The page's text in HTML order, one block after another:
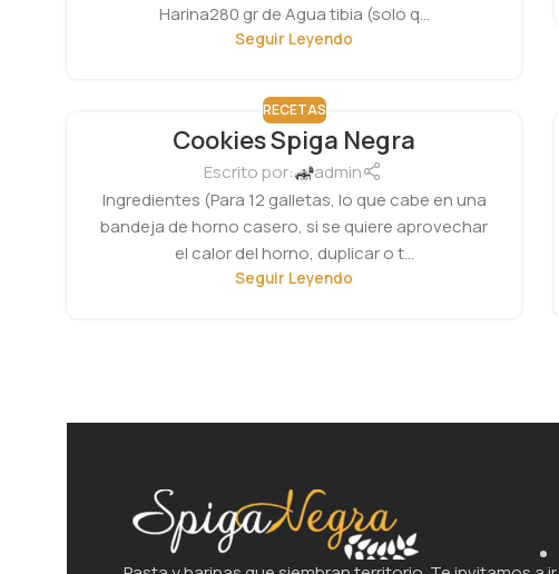
Harina280 gr de Agua tibia (solo q...
Seguir Leyendo
RECETAS
Cookies Spiga Negra
Escrito por:
admin
Ingredientes (Para 12 galletas, lo que cabe en una
bandeja de horno casero, si se quiere aprovechar
el calor del horno, duplicar o t...
Seguir Leyendo